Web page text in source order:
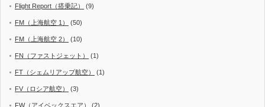
Flight Report（搭乗記） (9)
FM（上海航空 1） (50)
FM（上海航空 2） (10)
FN（ファストジェット） (1)
FT（シェムリアップ航空） (1)
FV（ロシア航空） (3)
FW（アイベックスエア） (2)